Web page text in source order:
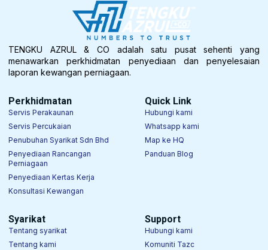
TENGKU AZRUL & CO adalah satu pusat sehenti yang
menawarkan perkhidmatan penyediaan dan penyelesaian
laporan kewangan perniagaan.
Perkhidmatan
Servis Perakaunan
Servis Percukaian
Penubuhan Syarikat Sdn Bhd
Penyediaan Rancangan
Perniagaan
Penyediaan Kertas Kerja
Konsultasi Kewangan
Quick Link
Hubungi kami
Whatsapp kami
Map ke HQ
Panduan Blog
Syarikat
Tentang syarikat
Tentang kami
Support
Hubungi kami
Komuniti Tazc